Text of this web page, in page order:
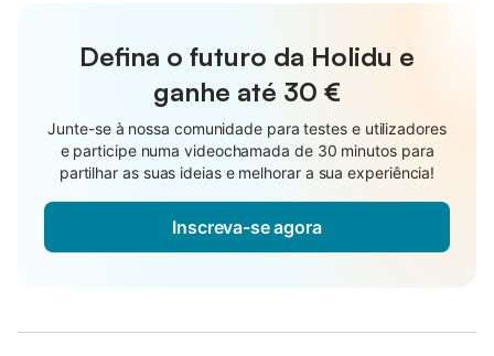
Defina o futuro da Holidu e
ganhe até 30 €
Junte-se à nossa comunidade para testes e utilizadores
e participe numa videochamada de 30 minutos para
partilhar as suas ideias e melhorar a sua experiência!
Inscreva-se agora